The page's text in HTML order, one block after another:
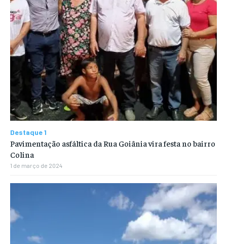
Destaque 1
Pavimentação asfáltica da Rua Goiânia vira festa no bairro
Colina
1 de março de 2024